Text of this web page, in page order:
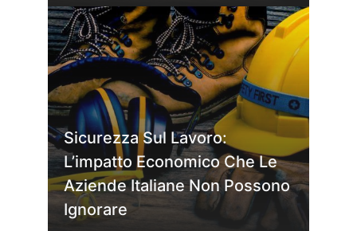
Sicurezza Sul Lavoro:
L’impatto Economico Che Le
Aziende Italiane Non Possono
Ignorare